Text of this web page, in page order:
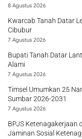
8 Agustus 2026
Kwarcab Tanah Datar
Cibubur
7 Agustus 2026
Bupati Tanah Datar
Alami
7 Agustus 2026
Timsel Umumkan 25
Sumbar 2026-2031
7 Agustus 2026
BPJS Ketenagakerjaan
Jaminan Sosial